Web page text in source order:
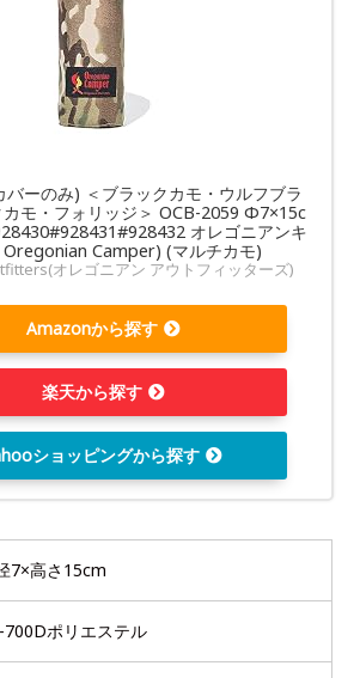
バーのみ) ＜ブラックカモ・ウルフブラ
カモ・フォリッジ＞ OCB-2059 Φ7×15c
オレゴニアンキ
Oregonian Camper) (マルチカモ)
オレゴニアン アウトフィッターズ)
Amazonから探す
楽天から探す
ショッピングから探す
7×高さ15cm
700Dポリエステル